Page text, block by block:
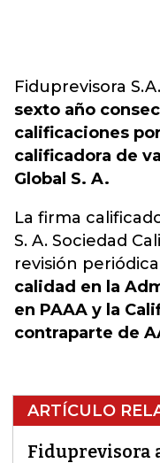
Fiduprevisora S.A.
sexto año
calificaciones
calificadora de
Global S. A.
La firma
S. A. Sociedad
revisión periódica
calidad en la
en PAAA y la
contraparte de
ARTÍCULO
Fiduprevisora